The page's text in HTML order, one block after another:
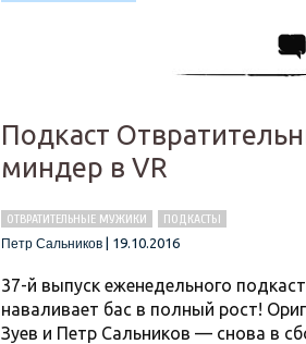
Подкаст
миндер в VR
ОТВРАТИТЕЛЬНЫЕ МУЖИКИ
ПОДКАСТЫ
Петр Сальников
19.10.2016
37-й выпуск еженедельного
наваливает бас в полный рост!
Зуев и Петр Сальников — снова в